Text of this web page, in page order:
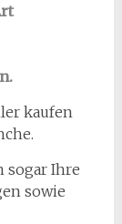
kaufen
sogar Ihre
sowie